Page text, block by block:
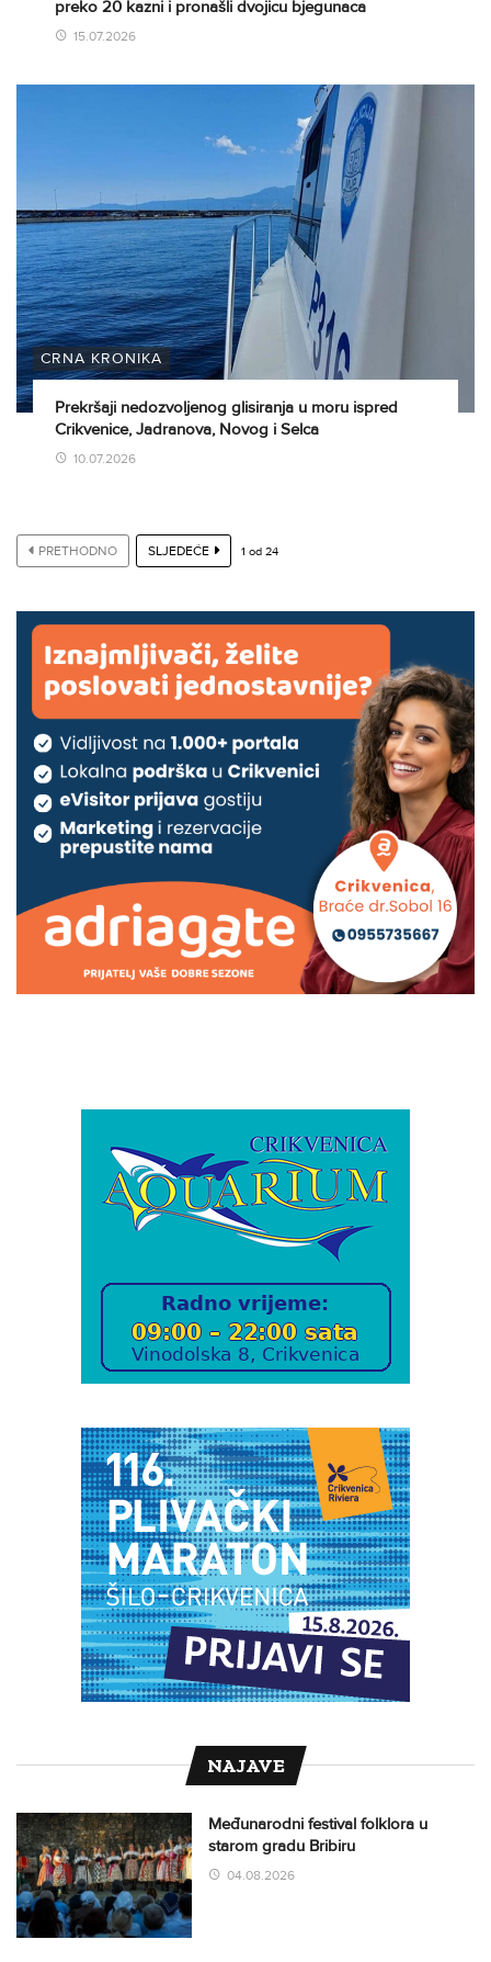
preko 20 kazni i pronašli dvojicu bjegunaca
15.07.2026
CRNA KRONIKA
Prekršaji nedozvoljenog glisiranja u moru ispred
Crikvenice, Jadranova, Novog i Selca
10.07.2026
PRETHODNO SLJEDEĆE 1 od 24
NAJAVE
Međunarodni festival folklora u
starom gradu Bribiru
04.08.2026